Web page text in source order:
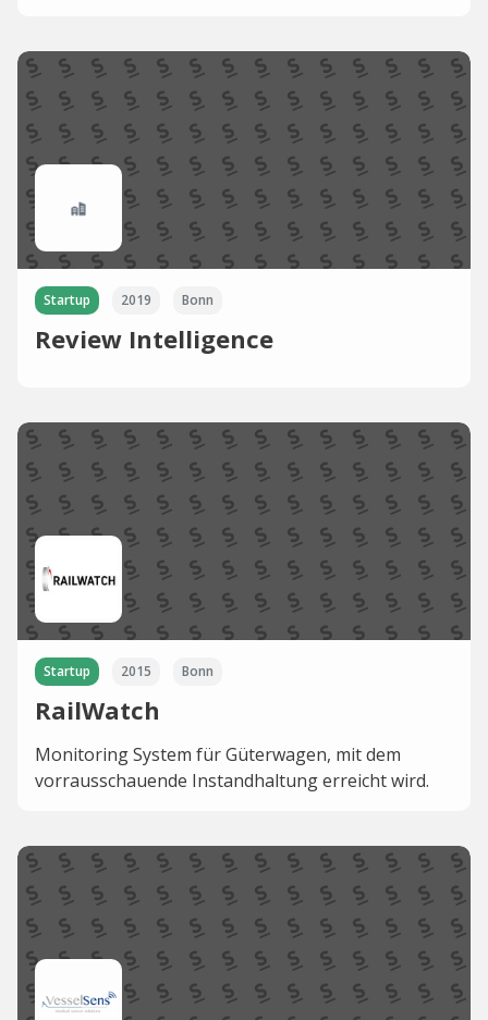
Startup 2019 Bonn
Review Intelligence
Startup 2015 Bonn
RailWatch
Monitoring System für Güterwagen, mit dem
vorrausschauende Instandhaltung erreicht wird.